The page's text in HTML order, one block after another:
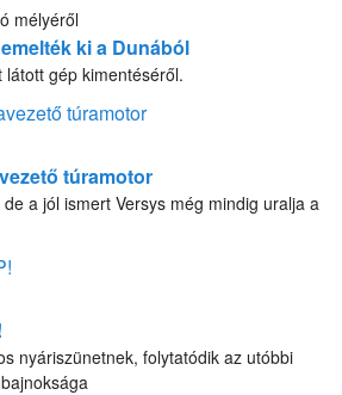
mélyéről
ki a Dunából
gép kimentéséről.
túramotor
a jól ismert Versys még mindig uralja a
nyáriszünetnek, folytatódik az utóbbi